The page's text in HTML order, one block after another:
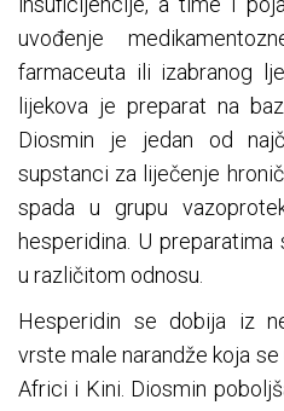
uvođenje
farmaceuta ili izabranog
lijekova je preparat na
Diosmin je jedan od
supstanci za liječenje
spada u grupu
hesperidina. U
u različitom odnosu.
Hesperidin se dobija iz
vrste male narandže koja
Africi i Kini. Diosmin